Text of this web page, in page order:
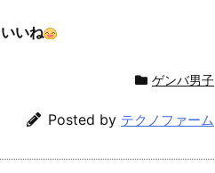
いいね
ゲンバ男子
Posted by テクノファーム